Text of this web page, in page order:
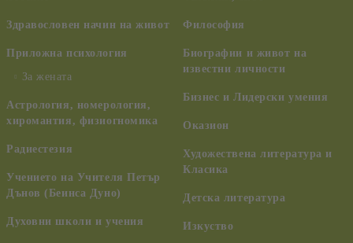
Здравословен начин на живот
Приложна психология
За жената
Астрология, номерология,
хиромантия, физиогномика
Радиестезия
Учението на Учителя Петър
Дънов (Беинса Дуно)
Духовни школи и учения
Философия
Биографии и живот на
известни личности
Бизнес и Лидерски умения
Оказион
Художествена литература и
Класика
Детска литература
Изкуство